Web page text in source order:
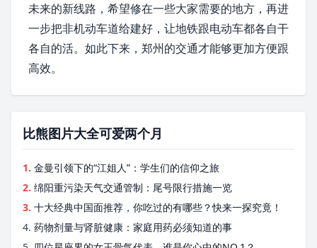
未来的新线路，希望修在一些大家需要的地方，再进
一步把非机动车道给建好，让地铁跟电动车都各自干
各自的活。如此下来，郑州的交通才能够更加方便跟
高效。
比熊图片大全可爱两个月
1. 金曼引领下的“江姐人”：学生们的信仰之旅
2. 绵阳重污染天气交通管制：尾号限行措施一览
3. 十大经典中国面推荐，你吃过的有哪些？快来一探究竟！
4. 药物剂量与肾脏健康：家庭用药必须知道的事